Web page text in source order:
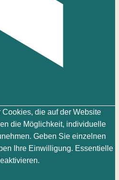
die auf der Website
die Möglichkeit, individuelle
Geben Sie einzelnen
Ihre Einwilligung. Essentielle